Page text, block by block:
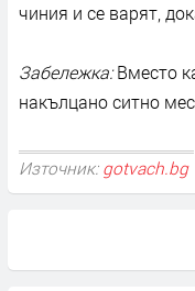
чиния и се варят,
Забележка:Вместо
накълцано ситно
Източник: gotvach.bg